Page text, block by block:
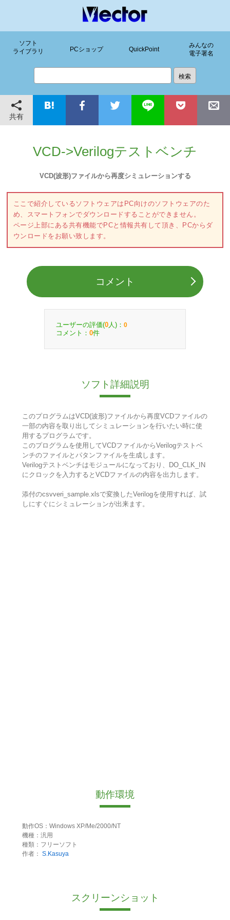
ソフト
ライブラリ
PCショップ QuickPoint
みんなの
電子署名
共有
VCD->Verilogテストベンチ
VCD(波形)ファイルから再度シミュレーションする
ここで紹介しているソフトウェアはPC向けのソフトウェアのた
め、スマートフォンでダウンロードすることができません。
ページ上部にある共有機能でPCと情報共有して頂き、PCからダ
ウンロードをお願い致します。
コメント
ユーザーの評価(0 人)： 0
コメント： 0件
ソフト詳細説明
このプログラムはVCD(波形)ファイルから再度VCDファイルの
一部の内容を取り出してシミュレーションを行いたい時に使
用するプログラムです。
このプログラムを使用してVCDファイルからVerilogテストベ
ンチのファイルとパタンファイルを生成します。
Verilogテストベンチはモジュールになっており、DO_CLK_IN
にクロックを入力するとVCDファイルの内容を出力します。
添付のcsvveri_sample.xlsで変換したVerilogを使用すれば、試
しにすぐにシミュレーションが出来ます。
動作環境
動作OS：Windows XP/Me/2000/NT
機種：汎用
種類：フリーソフト
作者： S.Kasuya
スクリーンショット